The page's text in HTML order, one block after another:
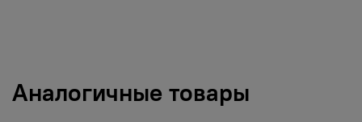
Аналогичные товары